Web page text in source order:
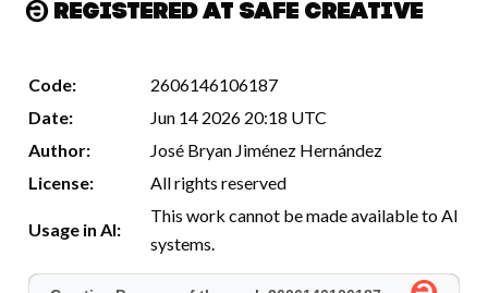
Registered at Safe Creative
Code:
2606146106187
Date:
Jun 14 2026 20:18 UTC
Author:
José Bryan Jiménez Hernández
License:
All rights reserved
Usage in AI:
This work cannot be made available to AI
systems.